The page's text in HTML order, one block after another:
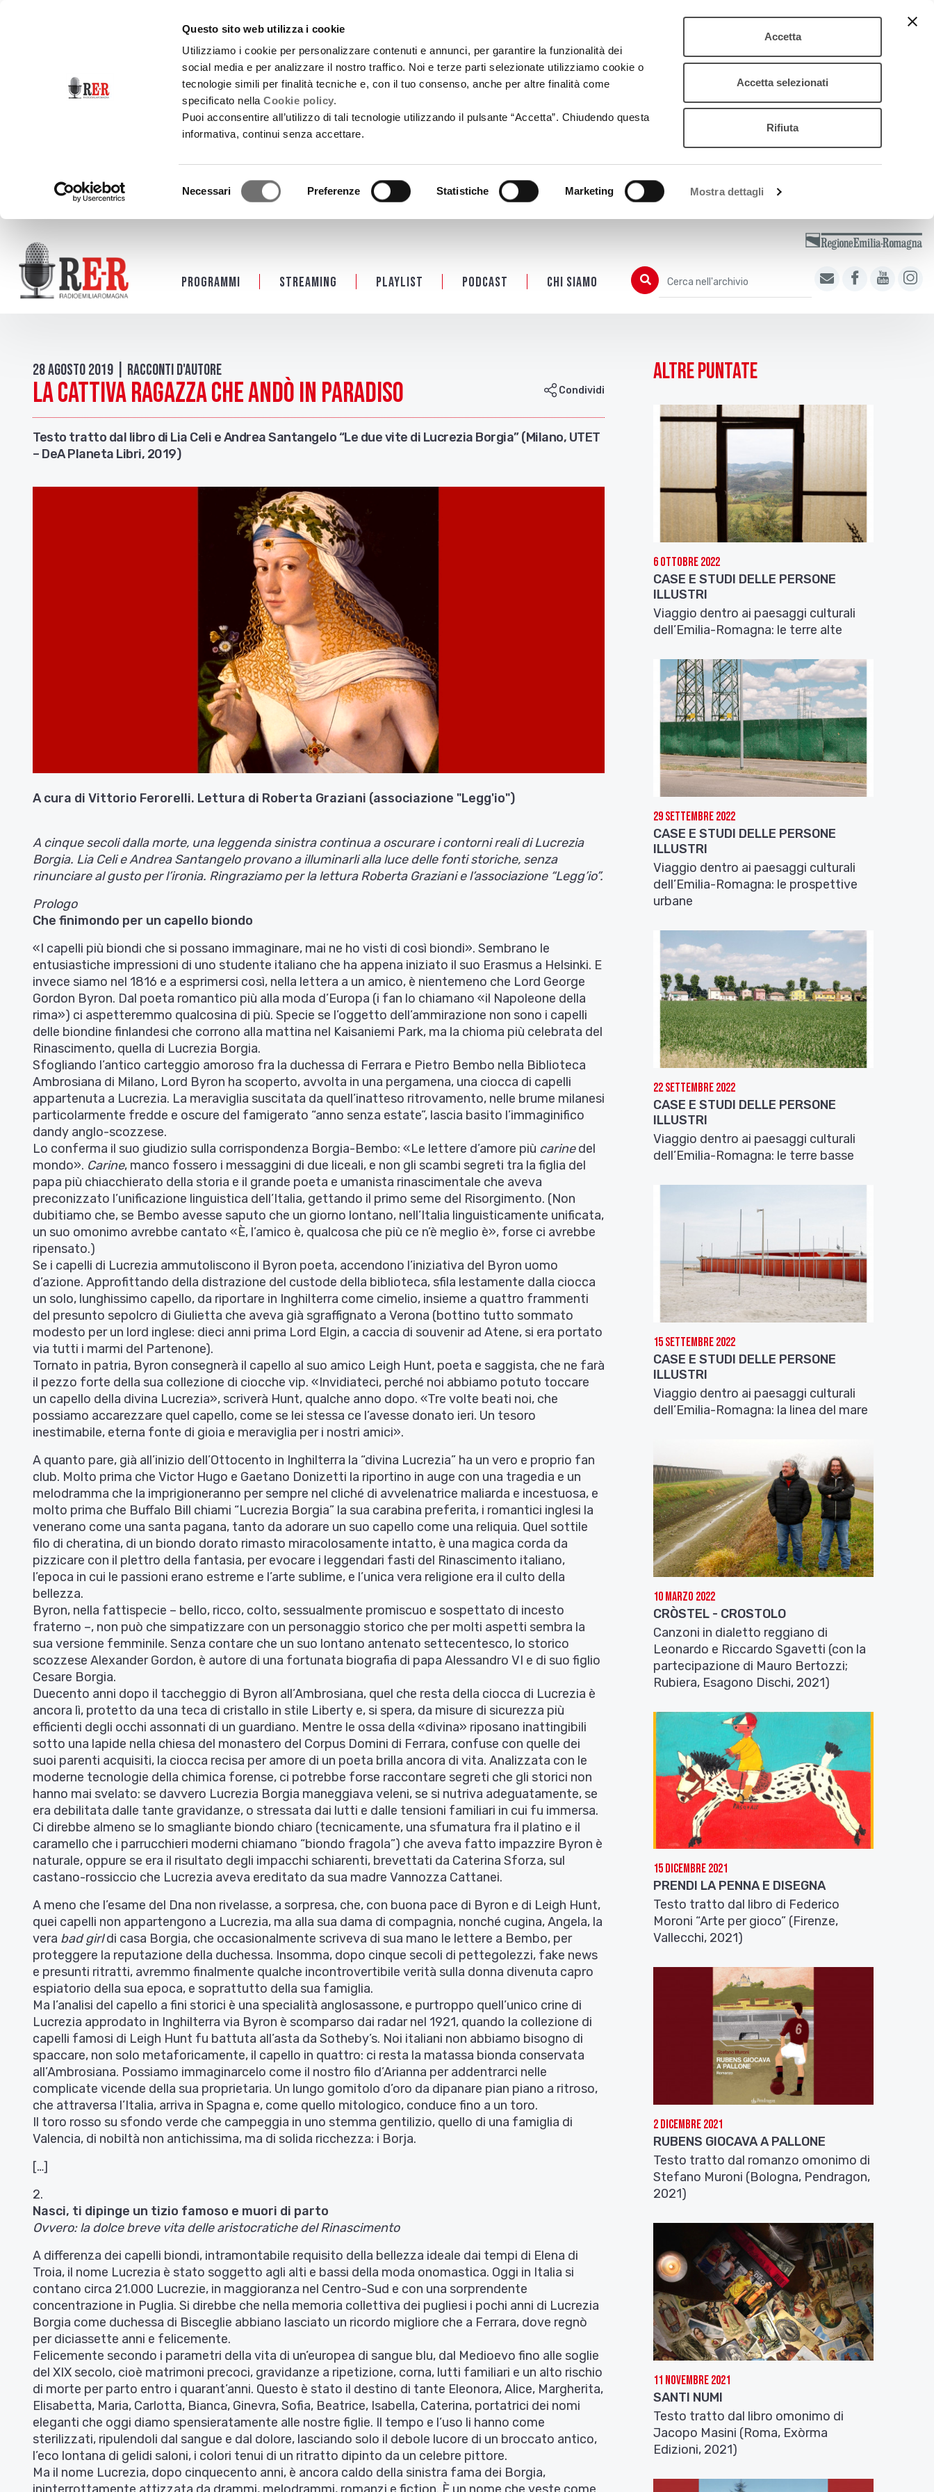
Questo sito web utilizza i cookie
Utilizziamo i cookie per personalizzare contenuti e annunci, per garantire la funzionalità dei
social media e per analizzare il nostro traffico. Noi e terze parti selezionate utilizziamo cookie o
tecnologie simili per finalità tecniche e, con il tuo consenso, anche per altre finalità come
specificato nellaCookie policy.
Puoi acconsentire all’utilizzo di tali tecnologie utilizzando il pulsante “Accetta”. Chiudendo questa
informativa, continui senza accettare.
Necessari Preferenze Statistiche Marketing Mostra dettagli
Accetta
Accetta selezionati
Rifiuta
Programmi Streaming Playlist PODCAST Chi siamo Cerca
Cerca nell'archivio
28 Agosto 2019 | Racconti d'autore
La cattiva ragazza che andò in Paradiso Condividi
Testo tratto dal libro di Lia Celi e Andrea Santangelo “Le due vite di Lucrezia Borgia” (Milano, UTET
– DeA Planeta Libri, 2019)
A cura di Vittorio Ferorelli. Lettura di Roberta Graziani (associazione "Legg'io")
A cinque secoli dalla morte, una leggenda sinistra continua a oscurare i contorni reali di Lucrezia
Borgia. Lia Celi e Andrea Santangelo provano a illuminarli alla luce delle fonti storiche, senza
rinunciare al gusto per l’ironia. Ringraziamo per la lettura Roberta Graziani e l’associazione “Legg’io”.
Prologo
Che finimondo per un capello biondo
«I capelli più biondi che si possano immaginare, mai ne ho visti di così biondi». Sembrano le
entusiastiche impressioni di uno studente italiano che ha appena iniziato il suo Erasmus a Helsinki. E
invece siamo nel 1816 e a esprimersi così, nella lettera a un amico, è nientemeno che Lord George
Gordon Byron. Dal poeta romantico più alla moda d’Europa (i fan lo chiamano «il Napoleone della
rima») ci aspetteremmo qualcosina di più. Specie se l’oggetto dell’ammirazione non sono i capelli
delle biondine finlandesi che corrono alla mattina nel Kaisaniemi Park, ma la chioma più celebrata del
Rinascimento, quella di Lucrezia Borgia.
Sfogliando l’antico carteggio amoroso fra la duchessa di Ferrara e Pietro Bembo nella Biblioteca
Ambrosiana di Milano, Lord Byron ha scoperto, avvolta in una pergamena, una ciocca di capelli
appartenuta a Lucrezia. La meraviglia suscitata da quell’inatteso ritrovamento, nelle brume milanesi
particolarmente fredde e oscure del famigerato “anno senza estate”, lascia basito l’immaginifico
dandy anglo-scozzese.
Lo conferma il suo giudizio sulla corrispondenza Borgia-Bembo: «Le lettere d’amore più carinedel
mondo». Carine, manco fossero i messaggini di due liceali, e non gli scambi segreti tra la figlia del
papa più chiacchierato della storia e il grande poeta e umanista rinascimentale che aveva
preconizzato l’unificazione linguistica dell’Italia, gettando il primo seme del Risorgimento. (Non
dubitiamo che, se Bembo avesse saputo che un giorno lontano, nell’Italia linguisticamente unificata,
un suo omonimo avrebbe cantato «È, l’amico è, qualcosa che più ce n’è meglio è», forse ci avrebbe
ripensato.)
Se i capelli di Lucrezia ammutoliscono il Byron poeta, accendono l’iniziativa del Byron uomo
d’azione. Approfittando della distrazione del custode della biblioteca, sfila lestamente dalla ciocca
un solo, lunghissimo capello, da riportare in Inghilterra come cimelio, insieme a quattro frammenti
del presunto sepolcro di Giulietta che aveva già sgraffignato a Verona (bottino tutto sommato
modesto per un lord inglese: dieci anni prima Lord Elgin, a caccia di souvenir ad Atene, si era portato
via tutti i marmi del Partenone).
Tornato in patria, Byron consegnerà il capello al suo amico Leigh Hunt, poeta e saggista, che ne farà
il pezzo forte della sua collezione di ciocche vip. «Invidiateci, perché noi abbiamo potuto toccare
un capello della divina Lucrezia», scriverà Hunt, qualche anno dopo. «Tre volte beati noi, che
possiamo accarezzare quel capello, come se lei stessa ce l’avesse donato ieri. Un tesoro
inestimabile, eterna fonte di gioia e meraviglia per i nostri amici».
A quanto pare, già all’inizio dell’Ottocento in Inghilterra la “divina Lucrezia” ha un vero e proprio fan
club. Molto prima che Victor Hugo e Gaetano Donizetti la riportino in auge con una tragedia e un
melodramma che la imprigioneranno per sempre nel cliché di avvelenatrice maliarda e incestuosa, e
molto prima che Buffalo Bill chiami “Lucrezia Borgia” la sua carabina preferita, i romantici inglesi la
venerano come una santa pagana, tanto da adorare un suo capello come una reliquia. Quel sottile
filo di cheratina, di un biondo dorato rimasto miracolosamente intatto, è una magica corda da
pizzicare con il plettro della fantasia, per evocare i leggendari fasti del Rinascimento italiano,
l’epoca in cui le passioni erano estreme e l’arte sublime, e l’unica vera religione era il culto della
bellezza.
Byron, nella fattispecie – bello, ricco, colto, sessualmente promiscuo e sospettato di incesto
fraterno –, non può che simpatizzare con un personaggio storico che per molti aspetti sembra la
sua versione femminile. Senza contare che un suo lontano antenato settecentesco, lo storico
scozzese Alexander Gordon, è autore di una fortunata biografia di papa Alessandro VI e di suo figlio
Cesare Borgia.
Duecento anni dopo il taccheggio di Byron all’Ambrosiana, quel che resta della ciocca di Lucrezia è
ancora lì, protetto da una teca di cristallo in stile Liberty e, si spera, da misure di sicurezza più
efficienti degli occhi assonnati di un guardiano. Mentre le ossa della «divina» riposano inattingibili
sotto una lapide nella chiesa del monastero del Corpus Domini di Ferrara, confuse con quelle dei
suoi parenti acquisiti, la ciocca recisa per amore di un poeta brilla ancora di vita. Analizzata con le
moderne tecnologie della chimica forense, ci potrebbe forse raccontare segreti che gli storici non
hanno mai svelato: se davvero Lucrezia Borgia maneggiava veleni, se si nutriva adeguatamente, se
era debilitata dalle tante gravidanze, o stressata dai lutti e dalle tensioni familiari in cui fu immersa.
Ci direbbe almeno se lo smagliante biondo chiaro (tecnicamente, una sfumatura fra il platino e il
caramello che i parrucchieri moderni chiamano “biondo fragola”) che aveva fatto impazzire Byron è
naturale, oppure se era il risultato degli impacchi schiarenti, brevettati da Caterina Sforza, sul
castano-rossiccio che Lucrezia aveva ereditato da sua madre Vannozza Cattanei.
A meno che l’esame del Dna non rivelasse, a sorpresa, che, con buona pace di Byron e di Leigh Hunt,
quei capelli non appartengono a Lucrezia, ma alla sua dama di compagnia, nonché cugina, Angela, la
vera bad girldi casa Borgia, che occasionalmente scriveva di sua mano le lettere a Bembo, per
proteggere la reputazione della duchessa. Insomma, dopo cinque secoli di pettegolezzi, fake news
e presunti ritratti, avremmo finalmente qualche incontrovertibile verità sulla donna divenuta capro
espiatorio della sua epoca, e soprattutto della sua famiglia.
Ma l’analisi del capello a fini storici è una specialità anglosassone, e purtroppo quell’unico crine di
Lucrezia approdato in Inghilterra via Byron è scomparso dai radar nel 1921, quando la collezione di
capelli famosi di Leigh Hunt fu battuta all’asta da Sotheby’s. Noi italiani non abbiamo bisogno di
spaccare, non solo metaforicamente, il capello in quattro: ci resta la matassa bionda conservata
all’Ambrosiana. Possiamo immaginarcelo come il nostro filo d’Arianna per addentrarci nelle
complicate vicende della sua proprietaria. Un lungo gomitolo d’oro da dipanare pian piano a ritroso,
che attraversa l’Italia, arriva in Spagna e, come quello mitologico, conduce fino a un toro.
Il toro rosso su sfondo verde che campeggia in uno stemma gentilizio, quello di una famiglia di
Valencia, di nobiltà non antichissima, ma di solida ricchezza: i Borja.
[…]
2.
Nasci, ti dipinge un tizio famoso e muori di parto
Ovvero: la dolce breve vita delle aristocratiche del Rinascimento
A differenza dei capelli biondi, intramontabile requisito della bellezza ideale dai tempi di Elena di
Troia, il nome Lucrezia è stato soggetto agli alti e bassi della moda onomastica. Oggi in Italia si
contano circa 21.000 Lucrezie, in maggioranza nel Centro-Sud e con una sorprendente
concentrazione in Puglia. Si direbbe che nella memoria collettiva dei pugliesi i pochi anni di Lucrezia
Borgia come duchessa di Bisceglie abbiano lasciato un ricordo migliore che a Ferrara, dove regnò
per diciassette anni e felicemente.
Felicemente secondo i parametri della vita di un’europea di sangue blu, dal Medioevo fino alle soglie
del XIX secolo, cioè matrimoni precoci, gravidanze a ripetizione, corna, lutti familiari e un alto rischio
di morte per parto entro i quarant’anni. Questo è stato il destino di tante Eleonora, Alice, Margherita,
Elisabetta, Maria, Carlotta, Bianca, Ginevra, Sofia, Beatrice, Isabella, Caterina, portatrici dei nomi
eleganti che oggi diamo spensieratamente alle nostre figlie. Il tempo e l’uso li hanno come
sterilizzati, ripulendoli dal sangue e dal dolore, lasciando solo il debole lucore di un broccato antico,
l’eco lontana di gelidi saloni, i colori tenui di un ritratto dipinto da un celebre pittore.
Ma il nome Lucrezia, dopo cinquecento anni, è ancora caldo della sinistra fama dei Borgia,
Altre puntate
6 Ottobre 2022
CASE E STUDI DELLE PERSONE
ILLUSTRI
Viaggio dentro ai paesaggi culturali
dell’Emilia-Romagna: le terre alte
29 Settembre 2022
CASE E STUDI DELLE PERSONE
ILLUSTRI
Viaggio dentro ai paesaggi culturali
dell’Emilia-Romagna: le prospettive
urbane
22 Settembre 2022
CASE E STUDI DELLE PERSONE
ILLUSTRI
Viaggio dentro ai paesaggi culturali
dell’Emilia-Romagna: le terre basse
15 Settembre 2022
CASE E STUDI DELLE PERSONE
ILLUSTRI
Viaggio dentro ai paesaggi culturali
dell’Emilia-Romagna: la linea del mare
10 Marzo 2022
CRÒSTEL - CROSTOLO
Canzoni in dialetto reggiano di
Leonardo e Riccardo Sgavetti (con la
partecipazione di Mauro Bertozzi;
Rubiera, Esagono Dischi, 2021)
15 Dicembre 2021
PRENDI LA PENNA E DISEGNA
Testo tratto dal libro di Federico
Moroni “Arte per gioco” (Firenze,
Vallecchi, 2021)
2 Dicembre 2021
RUBENS GIOCAVA A PALLONE
Testo tratto dal romanzo omonimo di
Stefano Muroni (Bologna, Pendragon,
2021)
11 Novembre 2021
SANTI NUMI
Testo tratto dal libro omonimo di
Jacopo Masini (Roma, Exòrma
Edizioni, 2021)